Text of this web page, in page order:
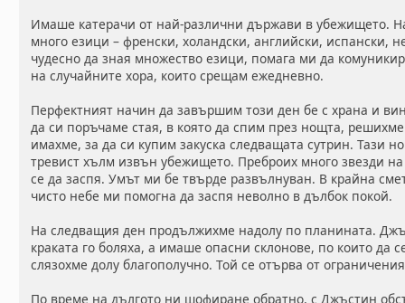
Имаше катерачи от най-различни държави в убежището.
много езици – френски, холандски, английски, испански,
чудесно да зная множество езици, помага ми да
на случайните хора, които срещам ежедневно.
Перфектният начин да завършим този ден бе с храна и
да си поръчаме стая, в която да спим през нощта,
имахме, за да си купим закуска следващата сутрин. Тази
тревист хълм извън убежището. Преброих много звезди
се да заспя. Умът ми бе твърде развълнуван. В крайна
чисто небе ми помогна да заспя неволно в дълбок покой.
На следващия ден продължихме надолу по планината.
краката го боляха, а имаше опасни склонове, по които да
слязохме долу благополучно. Той се отърва от
По време на дългото ни шофиране обратно, с Джъстин